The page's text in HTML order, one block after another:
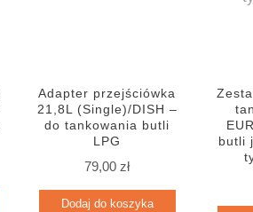
Adapter przejściówka
21,8L (Single)/DISH –
do tankowania butli
LPG
79,00zł
Dodaj do koszyka
butli